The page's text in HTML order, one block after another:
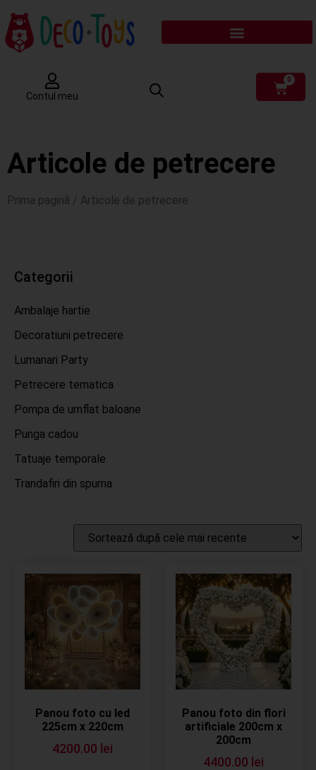
Contul meu
0
Articole de petrecere
Prima pagină / Articole de petrecere
Categorii
Ambalaje hartie
Decoratiuni petrecere
Lumanari Party
Petrecere tematica
Pompa de umflat baloane
Punga cadou
Tatuaje temporale
Trandafiri din spuma
Panou foto cu led
225cm x 220cm
4200.00 lei
Panou foto din flori
artificiale 200cm x
200cm
4400.00 lei